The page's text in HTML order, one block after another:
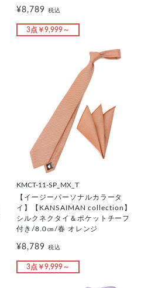
¥8,789 税込
3点￥9,999～
KMCT-11-SP_MX_T
【イージーパーソナルカラータ
イ】【KANSAIMAN collection】
シルクネクタイ＆ポケットチーフ
付き/8.0㎝/春 オレンジ
¥8,789 税込
3点￥9,999～